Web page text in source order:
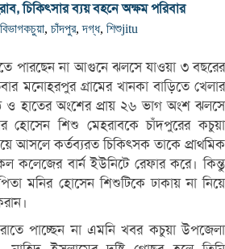
চিকিৎসার ব্যয় বহনে অক্ষম পরিবার
কচুয়া, চাঁদপুর,দগ্ধ, শিশুjitu
পারছেন না আগুনে ঝলসে যাওয়া ৩ বছরের
মনোহরপুর গ্রামের খানকা বাড়িতে খেলার
ও হাতের অংশের প্রায় ২৬ ভাগ অংশ ঝলসে
হোসেন শিশু মেহরাবকে চাঁদপুরের কচুয়া
আসলে কর্তব্যরত চিকিৎসক তাকে প্রাথমিক
কলেজের বার্ন ইউনিটে রেফার করে। কিন্তু
মনির হোসেন শিশুটিকে ঢাকায় না নিয়ে
পাচ্ছেন না এমনি খবর কচুয়া উপজেলা